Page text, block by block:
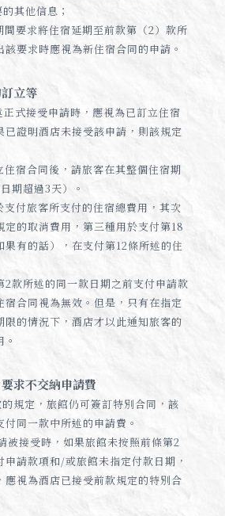
其他信息；
要求將住宿延期至前款第（2）款所
要求時應視為新住宿合同的申請。
立等
式接受申請時，應視為已訂立住宿
已證明酒店未接受該申請，則該規定
宿合同後，請旅客在其整個住宿期
期超過3天）。
付旅客所支付的住宿總費用，其次
定的取消費用，第三種用於支付第18
果有的話），在支付第12條所述的住
2款所述的同一款日期之前支付申請款
宿合同視為無效。但是，只有在指定
限的情況下，酒店才以此通知旅客的
求不交納申請費
規定，旅館仍可簽訂特別合同，該
同一款中所述的申請費。
被接受時，如果旅館未按照前條第2
申請款項和/或旅館未指定付款日期，
應視為酒店已接受前款規定的特別合